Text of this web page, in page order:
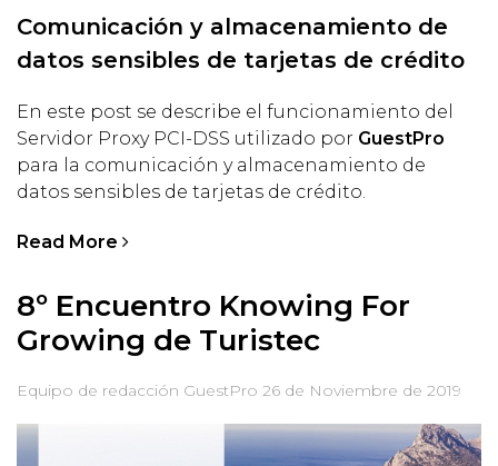
Comunicación y almacenamiento de
datos sensibles de tarjetas de crédito
En este post se describe el funcionamiento del
Servidor Proxy PCI-DSS utilizado por GuestPro
para la comunicación y almacenamiento de
datos sensibles de tarjetas de crédito.
Read More
8º Encuentro Knowing For
Growing de Turistec
Equipo de redacción GuestPro 26 de Noviembre de 2019